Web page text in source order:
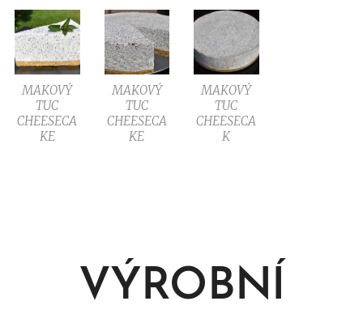
MAKOVÝ
TUC
CHEESECA
KE
MAKOVÝ
TUC
CHEESECA
KE
MAKOVÝ
TUC
CHEESECA
K
VÝROBNÍ